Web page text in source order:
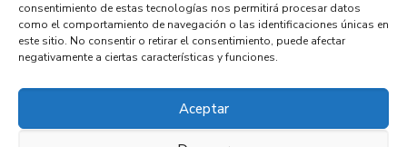
consentimiento de estas tecnologías nos permitirá procesar datos
como el comportamiento de navegación o las identificaciones únicas en
este sitio. No consentir o retirar el consentimiento, puede afectar
negativamente a ciertas características y funciones.
Aceptar